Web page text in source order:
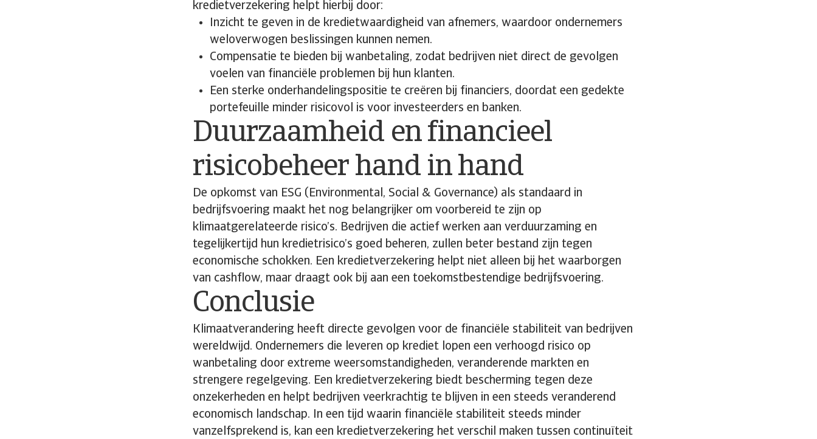
kredietverzekering helpt hierbij door:
Inzicht te geven in de kredietwaardigheid van afnemers, waardoor ondernemers
weloverwogen beslissingen kunnen nemen.
Compensatie te bieden bij wanbetaling, zodat bedrijven niet direct de gevolgen
voelen van financiële problemen bij hun klanten.
Een sterke onderhandelingspositie te creëren bij financiers, doordat een gedekte
portefeuille minder risicovol is voor investeerders en banken.
Duurzaamheid en financieel
risicobeheer hand in hand
De opkomst van ESG (Environmental, Social & Governance) als standaard in
bedrijfsvoering maakt het nog belangrijker om voorbereid te zijn op
klimaatgerelateerde risico’s. Bedrijven die actief werken aan verduurzaming en
tegelijkertijd hun kredietrisico’s goed beheren, zullen beter bestand zijn tegen
economische schokken. Een kredietverzekering helpt niet alleen bij het waarborgen
van cashflow, maar draagt ook bij aan een toekomstbestendige bedrijfsvoering.
Conclusie
Klimaatverandering heeft directe gevolgen voor de financiële stabiliteit van bedrijven
wereldwijd. Ondernemers die leveren op krediet lopen een verhoogd risico op
wanbetaling door extreme weersomstandigheden, veranderende markten en
strengere regelgeving. Een kredietverzekering biedt bescherming tegen deze
onzekerheden en helpt bedrijven veerkrachtig te blijven in een steeds veranderend
economisch landschap. In een tijd waarin financiële stabiliteit steeds minder
vanzelfsprekend is, kan een kredietverzekering het verschil maken tussen continuïteit